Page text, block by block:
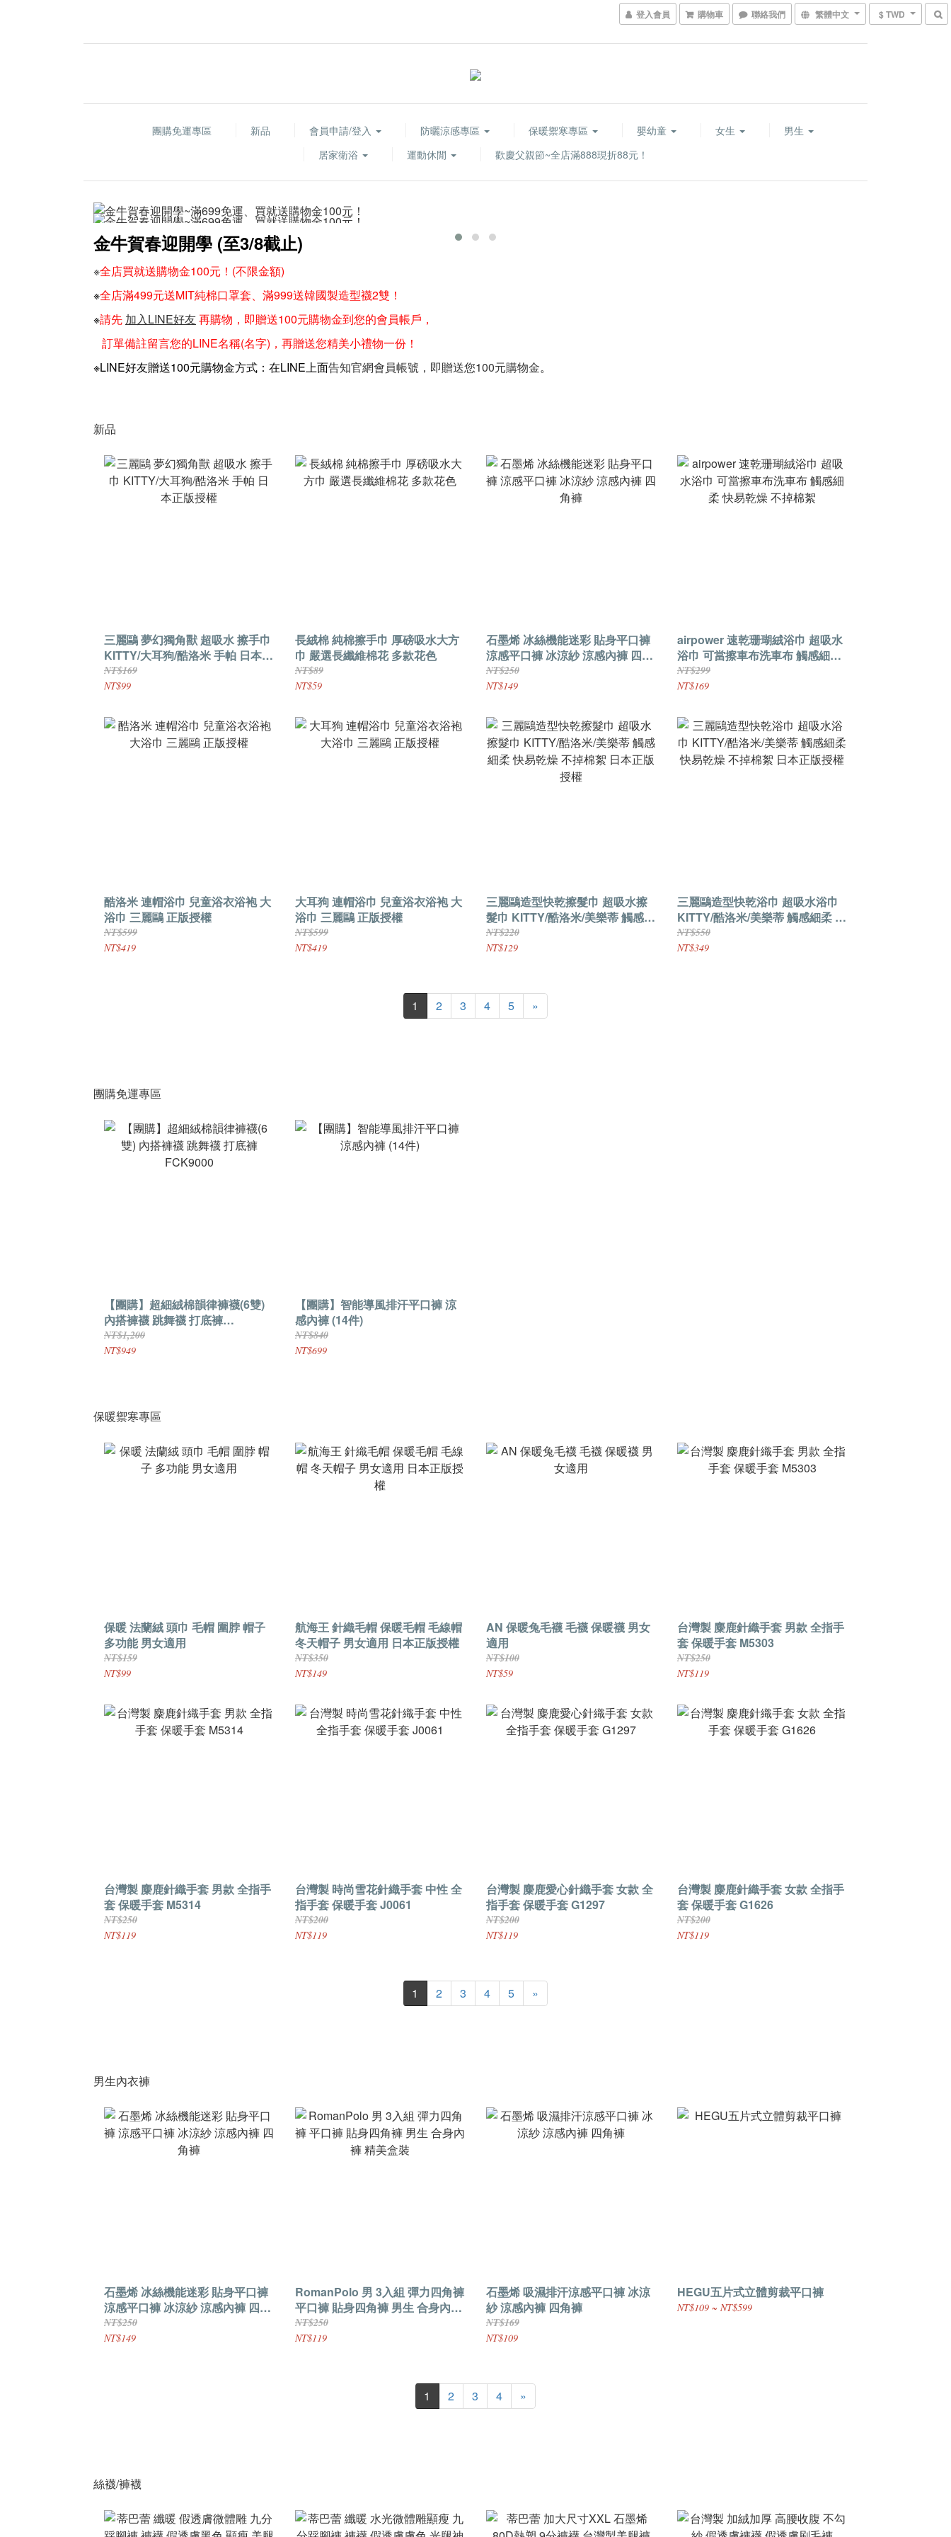
登入會員 購物車 聯絡我們 繁體中文 $ TWD
團購免運專區 新品 會員申請/登入 防曬涼感專區 保暖禦寒專區 嬰幼童 女生
男生
居家衛浴
運動休閒 歡慶父親節~全店滿888現折88元！
金牛賀春迎開學 (至3/8截止)
※全店買就送購物金100元！(不限金額)
※全店滿499元送MIT純棉口罩套、滿999送韓國製造型襪2雙！
※請先 加入LINE好友再購物，即贈送100元購物金到您的會員帳戶，
訂單備註留言您的LINE名稱(名字)，再贈送您精美小禮物一份！
※LINE好友贈送100元購物金方式：在LINE上面告知官網會員帳號，即贈送您100元購物金。
新品
三麗鷗 夢幻獨角獸 超吸水 擦手巾
KITTY/大耳狗/酷洛米 手帕 日本正
版授權
NT$169
NT$99
長絨棉 純棉擦手巾 厚磅吸水大方
巾 嚴選長纖維棉花 多款花色
NT$89
NT$59
石墨烯 冰絲機能迷彩 貼身平口褲
涼感平口褲 冰涼紗 涼感內褲 四角
褲
NT$250
NT$149
airpower 速乾珊瑚絨浴巾 超吸水
浴巾 可當擦車布洗車布 觸感細柔
快易乾燥 不掉棉絮
NT$299
NT$169
酷洛米 連帽浴巾 兒童浴衣浴袍 大
浴巾 三麗鷗 正版授權
NT$599
NT$419
大耳狗 連帽浴巾 兒童浴衣浴袍 大
浴巾 三麗鷗 正版授權
NT$599
NT$419
三麗鷗造型快乾擦髮巾 超吸水擦
髮巾 KITTY/酷洛米/美樂蒂 觸感細
柔 快易乾燥 不掉棉絮 日本正版授
權
NT$220
NT$129
三麗鷗造型快乾浴巾 超吸水浴巾
KITTY/酷洛米/美樂蒂 觸感細柔 快
易乾燥 不掉棉絮 日本正版授權
NT$550
NT$349
1 2 3 4 5 »
團購免運專區
【團購】超細絨棉韻律褲襪(6雙)
內搭褲襪 跳舞襪 打底褲
FCK9000
NT$1,200
NT$949
【團購】智能導風排汗平口褲 涼
感內褲 (14件)
NT$840
NT$699
保暖禦寒專區
保暖 法蘭絨 頭巾 毛帽 圍脖 帽子
多功能 男女適用
NT$159
NT$99
航海王 針織毛帽 保暖毛帽 毛線帽
冬天帽子 男女適用 日本正版授權
NT$350
NT$149
AN 保暖兔毛襪 毛襪 保暖襪 男女
適用
NT$100
NT$59
台灣製 麋鹿針織手套 男款 全指手
套 保暖手套 M5303
NT$250
NT$119
台灣製 麋鹿針織手套 男款 全指手
套 保暖手套 M5314
NT$250
NT$119
台灣製 時尚雪花針織手套 中性 全
指手套 保暖手套 J0061
NT$200
NT$119
台灣製 麋鹿愛心針織手套 女款 全
指手套 保暖手套 G1297
NT$200
NT$119
台灣製 麋鹿針織手套 女款 全指手
套 保暖手套 G1626
NT$200
NT$119
1 2 3 4 5 »
男生內衣褲
石墨烯 冰絲機能迷彩 貼身平口褲
涼感平口褲 冰涼紗 涼感內褲 四角
褲
NT$250
NT$149
RomanPolo 男 3入組 彈力四角褲
平口褲 貼身四角褲 男生 合身內褲
精美盒裝
NT$250
NT$119
石墨烯 吸濕排汗涼感平口褲 冰涼
紗 涼感內褲 四角褲
NT$169
NT$109
HEGU五片式立體剪裁平口褲
NT$109 ~ NT$599
1 2 3 4 »
絲襪/褲襪